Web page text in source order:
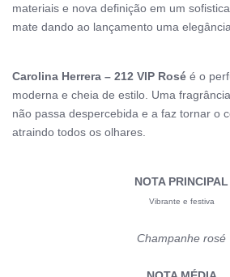
materiais e nova definição em um
mate dando ao lançamento uma
Carolina Herrera – 212 VIP Rosé é o
moderna e cheia de estilo. Uma
não passa despercebida e a faz tornar o
atraindo todos os olhares.
NOTA PRINCIPAL
Vibrante e festiva
Champanhe rosé